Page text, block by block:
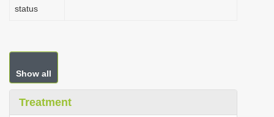
status
Show all
Treatment